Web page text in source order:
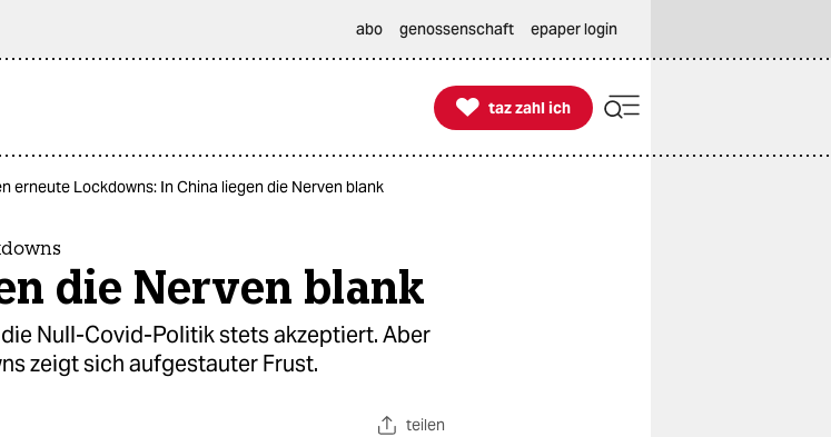
abo genossenschaft epaper login

taz zahl ich
taz zahl ich
erneute Lockdowns: In China liegen die Nerven blank
die Nerven blank
Null-Covid-Politik stets akzeptiert. Aber
zeigt sich aufgestauter Frust.
teilen